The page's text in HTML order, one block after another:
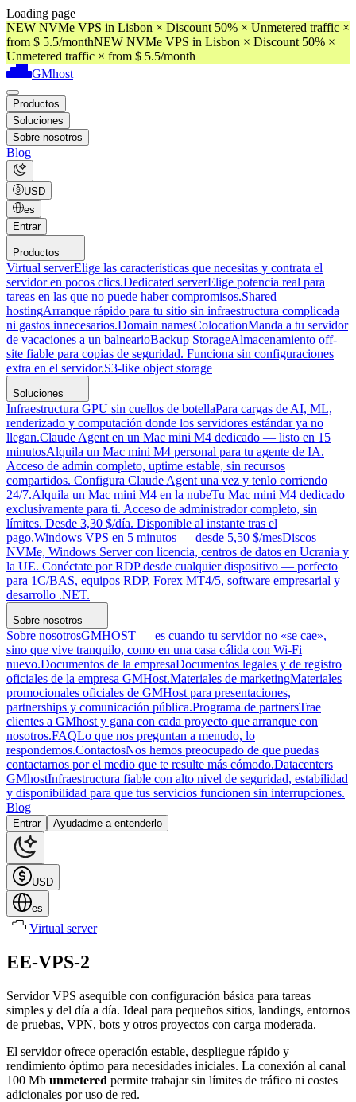
Loading page
NEW NVMe VPS in Lisbon × Discount 50% × Unmetered traffic ×
from $ 5.5/monthNEW NVMe VPS in Lisbon × Discount 50% ×
Unmetered traffic × from $ 5.5/month
GMhost
Productos
Soluciones
Sobre nosotros
Blog
USD
es
Entrar
Productos
Virtual serverElige las características que necesitas y contrata el
servidor en pocos clics.Dedicated serverElige potencia real para
tareas en las que no puede haber compromisos.Shared
hostingArranque rápido para tu sitio sin infraestructura complicada
ni gastos innecesarios.Domain namesColocationManda a tu servidor
de vacaciones a un balnearioBackup StorageAlmacenamiento off-
site fiable para copias de seguridad. Funciona sin configuraciones
extra en el servidor.S3-like object storage
Soluciones
Infraestructura GPU sin cuellos de botellaPara cargas de AI, ML,
renderizado y computación donde los servidores estándar ya no
llegan.Claude Agent en un Mac mini M4 dedicado — listo en 15
minutosAlquila un Mac mini M4 personal para tu agente de IA.
Acceso de admin completo, uptime estable, sin recursos
compartidos. Configura Claude Agent una vez y tenlo corriendo
24/7.Alquila un Mac mini M4 en la nubeTu Mac mini M4 dedicado
exclusivamente para ti. Acceso de administrador completo, sin
límites. Desde 3,30 $/día. Disponible al instante tras el
pago.Windows VPS en 5 minutos — desde 5,50 $/mesDiscos
NVMe, Windows Server con licencia, centros de datos en Ucrania y
la UE. Conéctate por RDP desde cualquier dispositivo — perfecto
para 1C/BAS, equipos RDP, Forex MT4/5, software empresarial y
desarrollo .NET.
Sobre nosotros
Sobre nosotrosGMHOST — es cuando tu servidor no «se cae»,
sino que vive tranquilo, como en una casa cálida con Wi-Fi
nuevo.Documentos de la empresaDocumentos legales y de registro
oficiales de la empresa GMHost.Materiales de marketingMateriales
promocionales oficiales de GMHost para presentaciones,
partnerships y comunicación pública.Programa de partnersTrae
clientes a GMhost y gana con cada proyecto que arranque con
nosotros.FAQLo que nos preguntan a menudo, lo
respondemos.ContactosNos hemos preocupado de que puedas
contactarnos por el medio que te resulte más cómodo.Datacenters
GMhostInfraestructura fiable con alto nivel de seguridad, estabilidad
y disponibilidad para que tus servicios funcionen sin interrupciones.
Blog
Entrar Ayudadme a entenderlo
USD
es
Virtual server
EE-VPS-2
Servidor VPS asequible con configuración básica para tareas
simples y del día a día. Ideal para pequeños sitios, landings, entornos
de pruebas, VPN, bots y otros proyectos con carga moderada.
El servidor ofrece operación estable, despliegue rápido y
rendimiento óptimo para necesidades iniciales. La conexión al canal
100 Mb unmetered permite trabajar sin límites de tráfico ni costes
adicionales por uso de red.